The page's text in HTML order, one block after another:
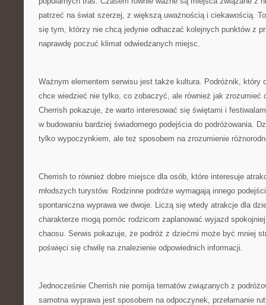
patrzeć na świat szerzej, z większą uważnością i ciekawością.
się tym, którzy nie chcą jedynie odhaczać kolejnych punktów z
naprawdę poczuć klimat odwiedzanych miejsc.
Ważnym elementem serwisu jest także kultura. Podróżnik, który
chce wiedzieć nie tylko, co zobaczyć, ale również jak zrozumieć
Cherrish pokazuje, że warto interesować się świętami i
w budowaniu bardziej świadomego podejścia do podróżowania.
tylko wypoczynkiem, ale też sposobem na zrozumienie
Cherrish to również dobre miejsce dla osób, które interesuje
młodszych turystów. Rodzinne podróże wymagają innego
spontaniczna wyprawa we dwoje. Liczą się wtedy atrakcje dla
charakterze mogą pomóc rodzicom zaplanować wyjazd
chaosu. Serwis pokazuje, że podróż z dziećmi może być mniej
poświęci się chwilę na znalezienie odpowiednich informacji.
Jednocześnie Cherrish nie pomija tematów związanych z
samotna wyprawa jest sposobem na odpoczynek, przełamanie